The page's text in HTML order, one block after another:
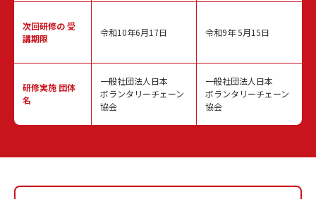
次回研修の受
講期限
研修実施 団体
名
令和10年6月17日
一般社団法人日本
ボランタリーチェーン
協会
令和9年 5月15日
一般社団法人日本
ボランタリーチェーン
協会